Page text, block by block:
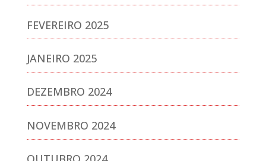
FEVEREIRO 2025
JANEIRO 2025
DEZEMBRO 2024
NOVEMBRO 2024